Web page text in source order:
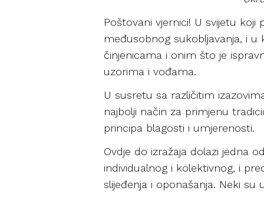
Poštovani vjernici! U svijetu
međusobnog sukobljavanja, i
činjenicama i onim što je
uzorima i vođama.
U susretu sa različitim
najbolji način za primjenu
principa blagosti i umjerenosti.
Ovdje do izražaja dolazi jedna
individualnog i kolektivnog, i
slijeđenja i oponašanja. Neki su